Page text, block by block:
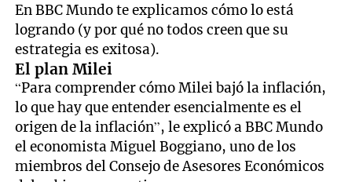
En BBC Mundo te explicamos cómo lo está
logrando (y por qué no todos creen que su
estrategia es exitosa).
El plan Milei
“Para comprender cómo Milei bajó la inflación,
lo que hay que entender esencialmente es el
origen de la inflación”, le explicó a BBC Mundo
el economista Miguel Boggiano, uno de los
miembros del Consejo de Asesores Económicos